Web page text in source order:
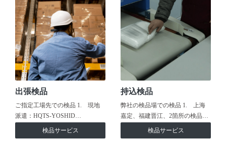
出張検品
ご指定工場先での検品 1. 現地
派遣：HQTS-YOSHID…
検品サービス
持込検品
弊社の検品場での検品 1. 上海
嘉定、福建晋江、2箇所の検品…
検品サービス